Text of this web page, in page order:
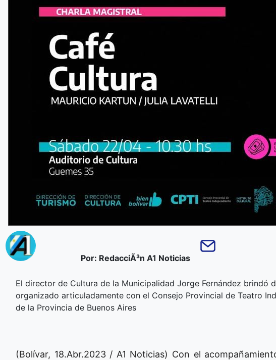
Por: RedacciÃ³n A1 Noticias
El director de Cultura de la Municipalidad Jorge Fernández brindó
organizado articuladamente con el Consejo Provincial de Teatro
de la Provincia de Buenos Aires
(Bolívar, 18.Abr.2023 / A1 Noticias) Con el